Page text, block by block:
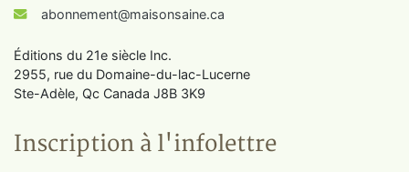
abonnement@maisonsaine.ca
Éditions du 21e siècle Inc.
2955, rue du Domaine-du-lac-Lucerne
Ste-Adèle, Qc Canada J8B 3K9
Inscription à l'infolettre